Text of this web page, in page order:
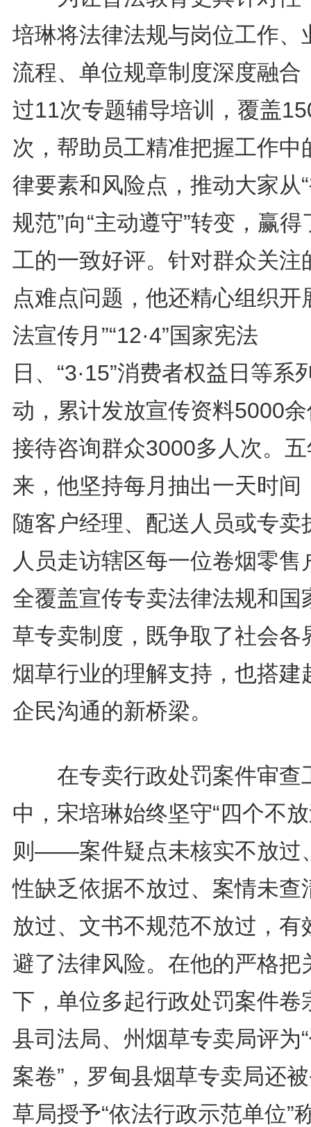
培琳将法律法规与岗位工作、
流程、单位规章制度深度融合
过11次专题辅导培训，覆盖
次，帮助员工精准把握工作中
律要素和风险点，推动大家从
规范”向“主动遵守”转变，赢得
工的一致好评。针对群众关注
点难点问题，他还精心组织开
法宣传月”“12·4”国家宪法
日、“3·15”消费者权益日等系
动，累计发放宣传资料5000
接待咨询群众3000多人次。
来，他坚持每月抽出一天时间
随客户经理、配送人员或专卖
人员走访辖区每一位卷烟零售
全覆盖宣传专卖法律法规和国
草专卖制度，既争取了社会各
烟草行业的理解支持，也搭建
企民沟通的新桥梁。
在专卖行政处罚案件审查
中，宋培琳始终坚守“四个不
则——案件疑点未核实不放过
性缺乏依据不放过、案情未查
放过、文书不规范不放过，有
避了法律风险。在他的严格把
下，单位多起行政处罚案件卷
县司法局、州烟草专卖局评为
案卷”，罗甸县烟草专卖局还
草局授予“依法行政示范单位”